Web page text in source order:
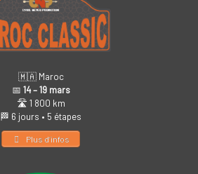
🇲🇦 Maroc
📅 14 – 19 mars
🛣️ 1 800 km
🏁 6 jours • 5 étapes
Plus d’infos